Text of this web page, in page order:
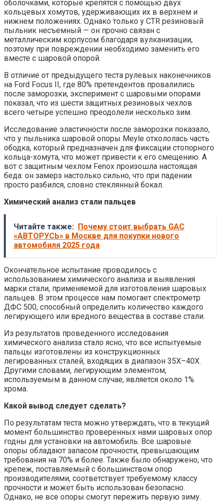
оболочками, которые крепятся с помощью двух
кольцевых хомутов, удерживающих их в верхнем и
нижнем положениях. Однако только у CTR резиновый
пыльник несъемный — он прочно связан с
металлическим корпусом благодаря вулканизации,
поэтому при повреждении необходимо заменить его
вместе с шаровой опорой.
В отличие от предыдущего теста рулевых наконечников
на Ford Focus II, где 80% претендентов провалились
после заморозки, эксперимент с шаровыми опорами
показал, что из шести защитных резиновых чехлов
всего четыре успешно преодолели несколько зим.
Исследование эластичности после заморозки показало,
что у пыльника шаровой опоры Meyle откололась часть
ободка, который предназначен для фиксации стопорного
кольца-хомута, что может привести к его смещению. А
вот с защитным чехлом Fenox произошла настоящая
беда: он замерз настолько сильно, что при падении
просто разбился, словно стеклянный бокал.
Химический анализ стали пальцев
Читайте также: Почему стоит выбрать GAC
«АВТОРУСЬ» в Москве для покупки нового
автомобиля 2025 года
Окончательное испытание проводилось с
использованием химического анализа и выявления
марки стали, применяемой для изготовления шаровых
пальцев. В этом процессе нам помогает спектрометр
ДФС 500, способный определить количество каждого
легирующего или вредного вещества в составе стали.
Из результатов проведенного исследования
химического анализа стало ясно, что все испытуемые
пальцы изготовлены из конструкционных
легированных сталей, входящих в диапазон 35Х–40Х.
Другими словами, легирующим элементом,
используемым в данном случае, является около 1%
хрома.
Какой вывод следует сделать?
По результатам теста можно утверждать, что в текущий
момент большинство проверенных нами шаровых опор
годны для установки на автомобиль. Все шаровые
опоры обладают запасом прочности, превышающим
требования на 70% и более. Также было обнаружено, что
крепеж, поставляемый с большинством опор
производителями, соответствует требуемому классу
прочности и может быть использован безопасно.
Однако, не все опоры смогут пережить первую зиму.